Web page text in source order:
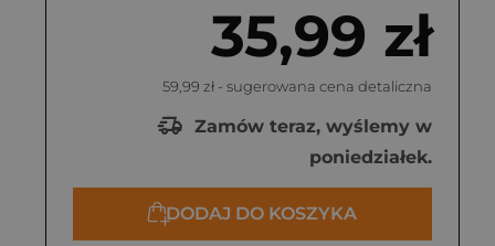
35,99 zł
59,99 zł - sugerowana cena detaliczna
Zamów teraz, wyślemy w
poniedziałek.
DODAJ DO KOSZYKA